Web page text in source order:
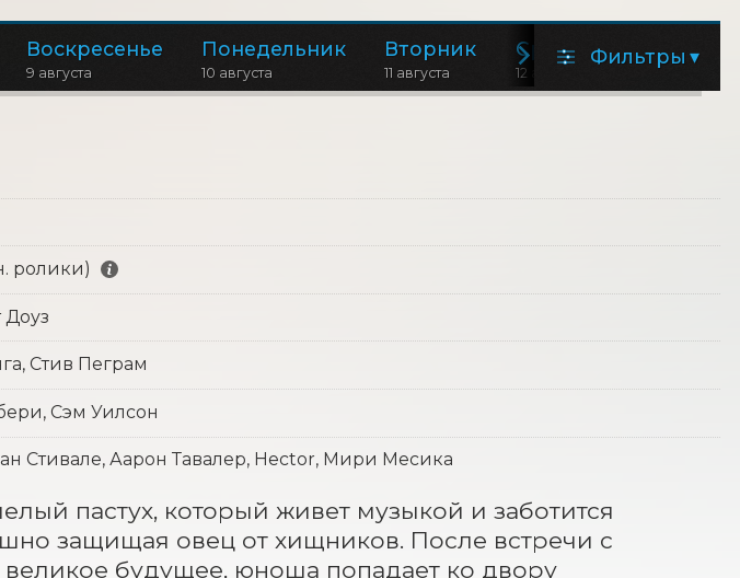
Воскресенье
9 августа
Понедельник
10 августа
Вторник
11 августа
Среда
12 августа
Фильтры ▾
ролики)
Стив Пеграм
Сэм Уилсон
Стивале, Аарон Тавалер, Hector, Мири Месика
пастух, который живет музыкой и заботится
защищая овец от хищников. После встречи с
будущее, юноша попадает ко двору